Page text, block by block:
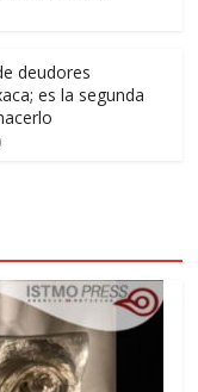
deudores
es la segunda